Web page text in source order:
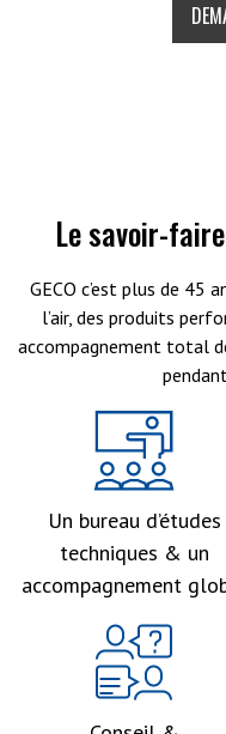
Le savoir-
GECO c’est plus de 45
l’air, des produits
accompagnement total
Un bureau d’études
techniques & un
accompagnement